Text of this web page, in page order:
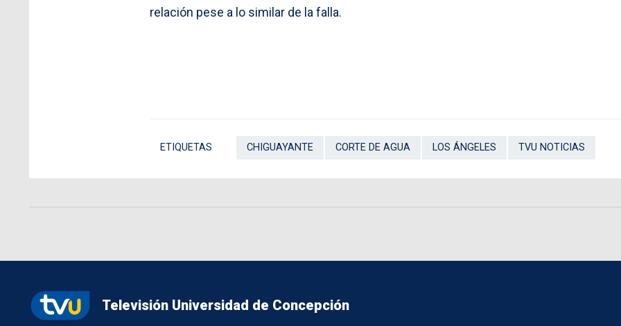
relación pese a lo similar de la falla.
ETIQUETAS CHIGUAYANTE CORTE DE AGUA LOS ÁNGELES TVU NOTICIAS
Televisión Universidad de Concepción